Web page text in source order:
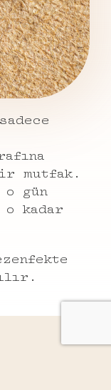
mutfak.
gün
kadar